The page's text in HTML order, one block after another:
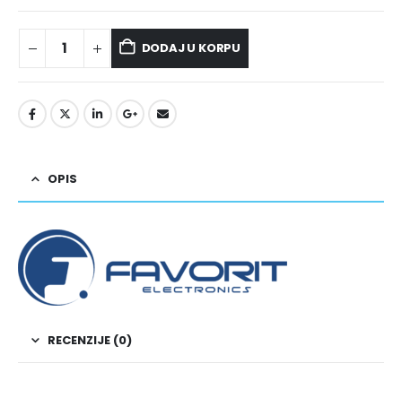
DODAJ U KORPU
OPIS
RECENZIJE (0)